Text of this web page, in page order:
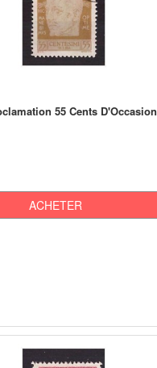
55 Cents D'Occasion
ACHETER